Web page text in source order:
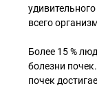
всего
Более 15 %
болезни
почек